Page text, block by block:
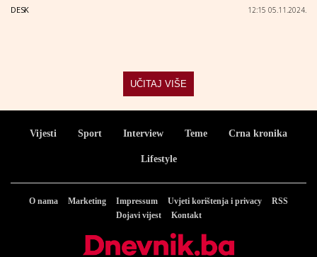
DESK 12:15 05.11.2024.
UČITAJ VIŠE
Vijesti Sport Interview Teme Crna kronika
Lifestyle
O nama Marketing Impressum Uvjeti korištenja i privacy
RSS
Dojavi vijest
Kontakt